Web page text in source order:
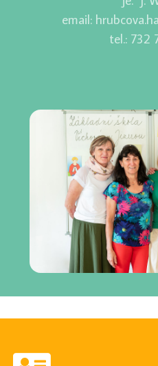
email:
tel.: 732